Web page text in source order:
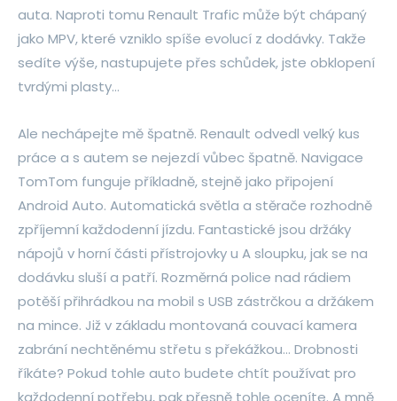
auta. Naproti tomu Renault Trafic může být chápaný
jako MPV, které vzniklo spíše evolucí z dodávky. Takže
sedíte výše, nastupujete přes schůdek, jste obklopení
tvrdými plasty…
Ale nechápejte mě špatně. Renault odvedl velký kus
práce a s autem se nejezdí vůbec špatně. Navigace
TomTom funguje příkladně, stejně jako připojení
Android Auto. Automatická světla a stěrače rozhodně
zpříjemní každodenní jízdu. Fantastické jsou držáky
nápojů v horní části přístrojovky u A sloupku, jak se na
dodávku sluší a patří. Rozměrná police nad rádiem
potěší přihrádkou na mobil s USB zástrčkou a držákem
na mince. Již v základu montovaná couvací kamera
zabrání nechtěnému střetu s překážkou… Drobnosti
říkáte? Pokud tohle auto budete chtít používat pro
každodenní potřebu, pak přesně tohle oceníte. A mně